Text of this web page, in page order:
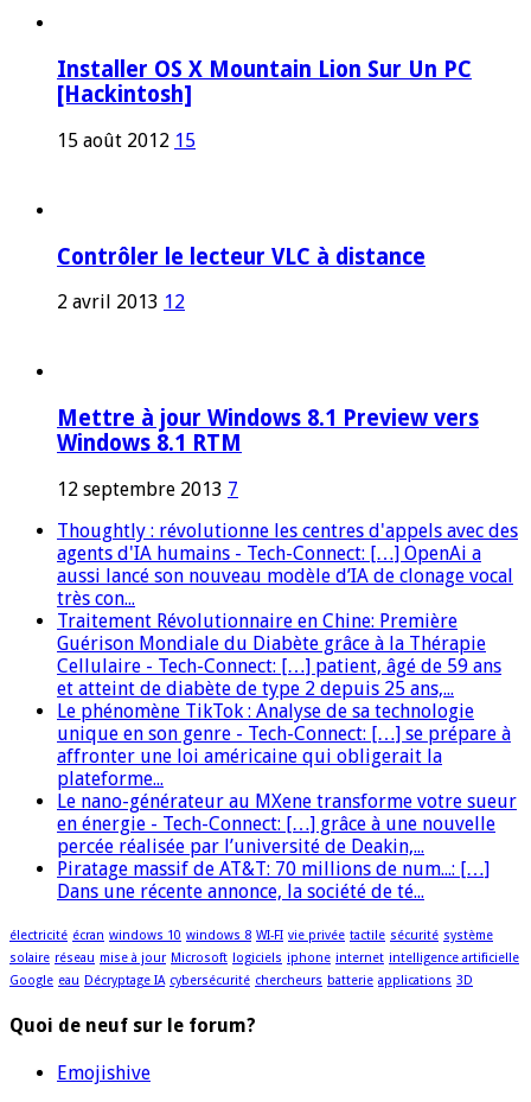
Installer OS X Mountain Lion Sur Un PC
[Hackintosh]
15 août 2012 15
Contrôler le lecteur VLC à distance
2 avril 2013 12
Mettre à jour Windows 8.1 Preview vers
Windows 8.1 RTM
12 septembre 2013 7
Thoughtly : révolutionne les centres d'appels avec des
agents d'IA humains - Tech-Connect: […] OpenAi a
aussi lancé son nouveau modèle d’IA de clonage vocal
très con...
Traitement Révolutionnaire en Chine: Première
Guérison Mondiale du Diabète grâce à la Thérapie
Cellulaire - Tech-Connect: […] patient, âgé de 59 ans
et atteint de diabète de type 2 depuis 25 ans,...
Le phénomène TikTok : Analyse de sa technologie
unique en son genre - Tech-Connect: […] se prépare à
affronter une loi américaine qui obligerait la
plateforme...
Le nano-générateur au MXene transforme votre sueur
en énergie - Tech-Connect: […] grâce à une nouvelle
percée réalisée par l’université de Deakin,...
Piratage massif de AT&T: 70 millions de num...: […]
Dans une récente annonce, la société de té...
électricité écran windows 10 windows 8 WI-FI vie privée tactile sécurité système
solaire réseau mise à jour Microsoft logiciels iphone internet intelligence artificielle
Google eau Décryptage IA cybersécurité chercheurs batterie applications 3D
Quoi de neuf sur le forum?
Emojishive